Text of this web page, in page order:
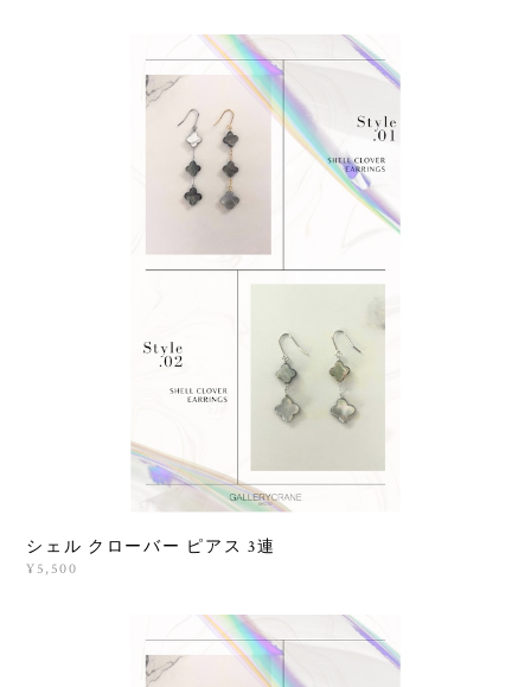
シェル クローバー ピアス 3連
¥5,500